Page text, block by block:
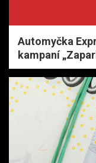
Automyčka
kampaní